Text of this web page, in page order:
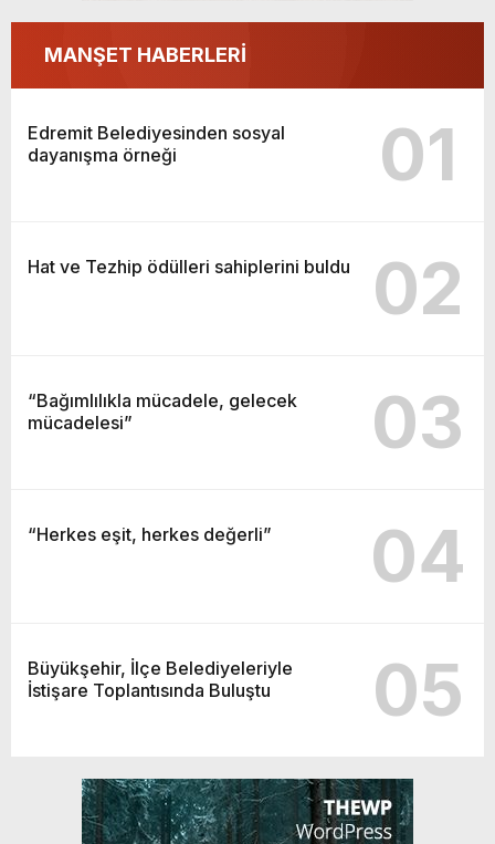
MANŞET HABERLERİ
Edremit Belediyesinden sosyal
dayanışma örneği
01
Hat ve Tezhip ödülleri sahiplerini buldu 02
“Bağımlılıkla mücadele, gelecek
mücadelesi”
03
“Herkes eşit, herkes değerli” 04
Büyükşehir, İlçe Belediyeleriyle
İstişare Toplantısında Buluştu
05